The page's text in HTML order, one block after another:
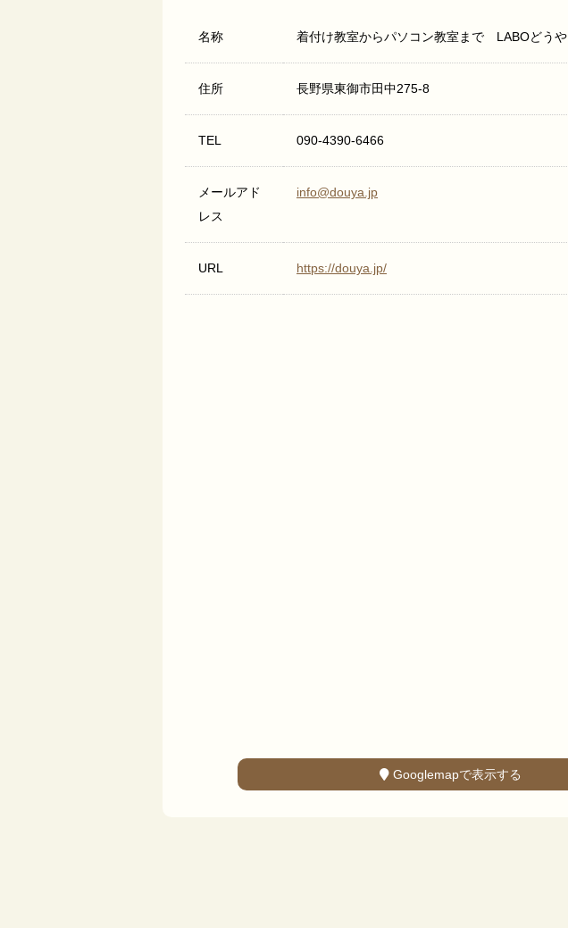
名称 着付け教室からパソコン教室まで LABOどうや
住所 長野県東御市田中275-8
TEL 090-4390-6466
メールアド
レス
info@douya.jp
URL https://douya.jp/
Googlemapで表示する